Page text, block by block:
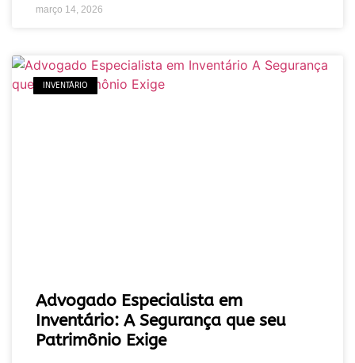
março 14, 2026
INVENTÁRIO
Advogado Especialista em
Inventário: A Segurança que seu
Patrimônio Exige